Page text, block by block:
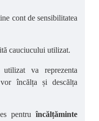
cont de sensibilitatea
cauciucului utilizat.
va reprezenta
încălța și descălța
pentruîncălțăminte